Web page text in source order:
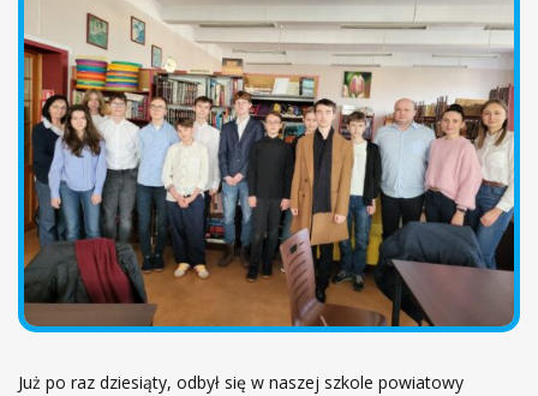
ó
n
a
Już po raz dziesiąty, odbył się w naszej szkole powiatowy